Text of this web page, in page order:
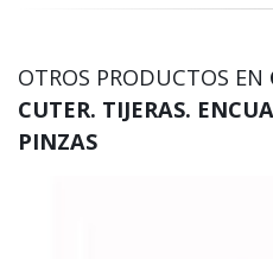
OTROS PRODUCTOS EN
CUTER. TIJERAS.
PINZAS